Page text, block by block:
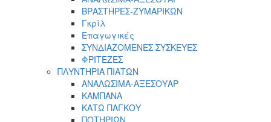
ΒΡΑΣΤΗΡΕΣ-ΖΥΜΑΡΙΚΩΝ
Γκρίλ
Επαγωγικές
ΣΥΝΔΙΑΖΟΜΕΝΕΣ ΣΥΣΚΕΥΕΣ
ΦΡΙΤΕΖΕΣ
ΠΛΥΝΤΗΡΙΑ ΠΙΑΤΩΝ
ΑΝΑΛΩΣΙΜΑ-ΑΞΕΣΟΥΑΡ
ΚΑΜΠΑΝΑ
ΚΑΤΩ ΠΑΓΚΟΥ